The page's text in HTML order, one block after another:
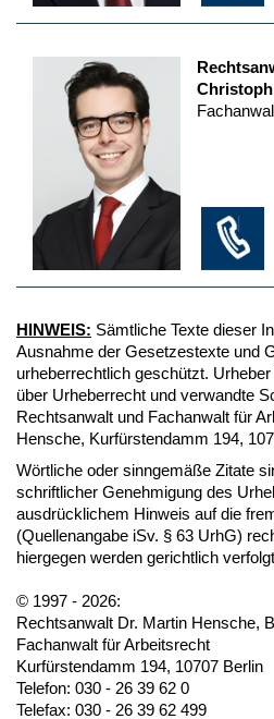
HINWEIS: Sämtliche Texte dieser
Ausnahme der Gesetzestexte und
urheberrechtlich geschützt.
über Urheberrecht und verwandte
Rechtsanwalt und Fachanwalt für
Hensche, Kurfürstendamm 194,
Wörtliche oder sinngemäße Zitate
schriftlicher Genehmigung des
ausdrücklichem Hinweis auf die
(Quellenangabe iSv. § 63 UrhG)
hiergegen werden gerichtlich
© 1997 - 2026:
Rechtsanwalt Dr. Martin Hensche,
Fachanwalt für Arbeitsrecht
Kurfürstendamm 194, 10707 Berlin
Telefon: 030 - 26 39 62 0
Telefax: 030 - 26 39 62 499